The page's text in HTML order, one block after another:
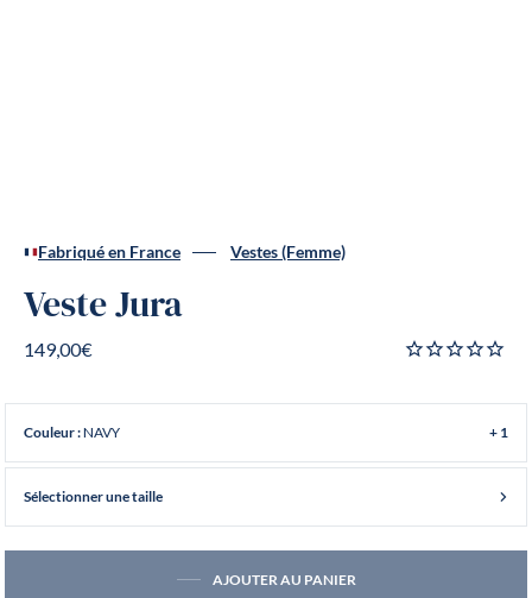
Fabriqué en France Vestes (Femme)
Veste Jura
149,00€
Couleur :NAVY + 1
Sélectionner une taille
AJOUTER AU PANIER